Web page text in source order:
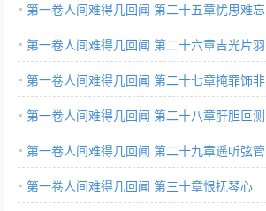
第一卷人间难得几回闻 第二十五章忧思难忘
第一卷人间难得几回闻 第二十六章吉光片羽
第一卷人间难得几回闻 第二十七章掩罪饰非
第一卷人间难得几回闻 第二十八章肝胆叵测
第一卷人间难得几回闻 第二十九章遥听弦管
第一卷人间难得几回闻 第三十章恨抚琴心